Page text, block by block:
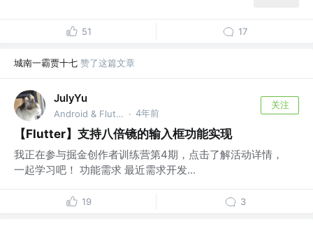
51 17
城南一霸贾十七 赞了这篇文章
JulyYu
Android & Flutter · 4年前
关注
【Flutter】支持八倍镜的输入框功能实现
我正在参与掘金创作者训练营第4期，点击了解活动详情，
一起学习吧！ 功能需求 最近需求开发...
19 3